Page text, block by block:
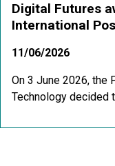
Digital Futures
International
11/06/2026
On 3 June 2026, the
Technology decided